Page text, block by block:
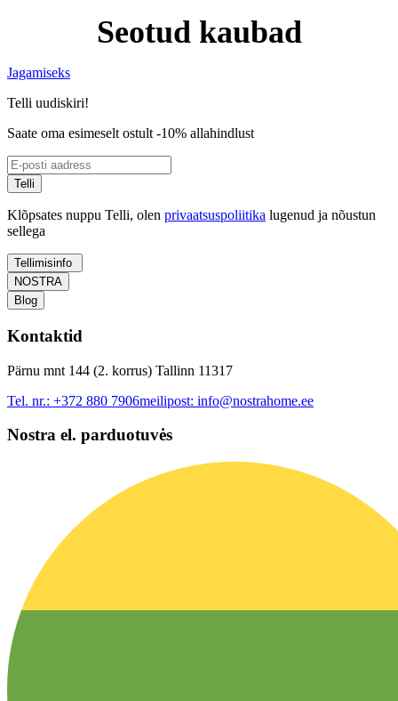
Seotud kaubad
Jagamiseks
Telli uudiskiri!
Saate oma esimeselt ostult -10% allahindlust
Telli
Klõpsates nuppu Telli, olen privaatsuspoliitika lugenud ja nõustun
sellega
Tellimisinfo
NOSTRA
Blog
Kontaktid
Pärnu mnt 144 (2. korrus) Tallinn 11317
Tel. nr.: +372 880 7906meilipost: info@nostrahome.ee
Nostra el. parduotuvės